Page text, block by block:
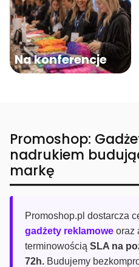
Na konferencje
Promoshop:
nadrukiem
markę
Promoshop.pl dostarcza
gadżety reklamowe oraz
terminowością SLA na
72h. Budujemy